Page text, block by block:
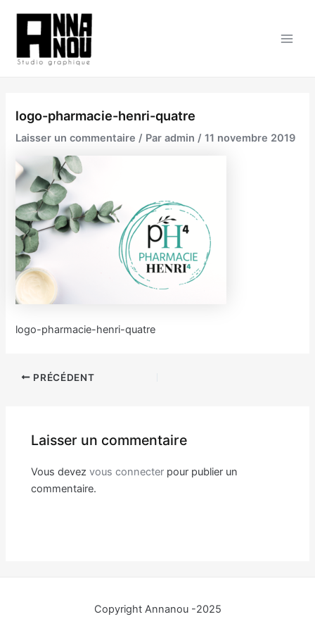
contenu
logo-pharmacie-henri-quatre
Laisser un commentaire / Paradmin/11 novembre 2019
logo-pharmacie-henri-quatre
NavigationPRÉCÉDENT
Laisser un commentaire
Vous devezvous connecter pour publier un
commentaire.
Copyright Annanou -2025